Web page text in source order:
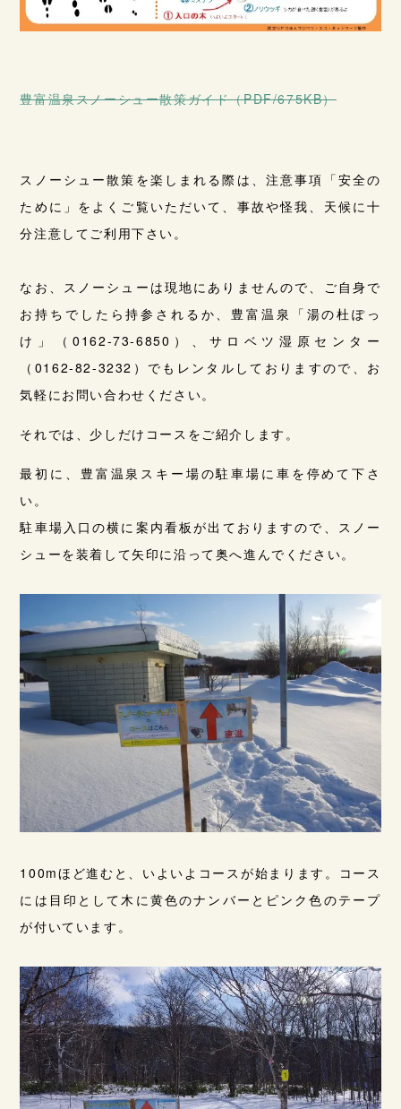
豊富温泉スノーシュー散策ガイド（PDF/675KB）
スノーシュー散策を楽しまれる際は、注意事項「安全の
ために」をよくご覧いただいて、事故や怪我、天候に十
分注意してご利用下さい。
なお、スノーシューは現地にありませんので、ご自身で
お持ちでしたら持参されるか、豊富温泉「湯の杜ぽっ
け」（0162-73-6850）、サロベツ湿原センター
（0162-82-3232）でもレンタルしておりますので、お
気軽にお問い合わせください。
それでは、少しだけコースをご紹介します。
最初に、豊富温泉スキー場の駐車場に車を停めて下さ
い。
駐車場入口の横に案内看板が出ておりますので、スノー
シューを装着して矢印に沿って奥へ進んでください。
100mほど進むと、いよいよコースが始まります。コース
には目印として木に黄色のナンバーとピンク色のテープ
が付いています。